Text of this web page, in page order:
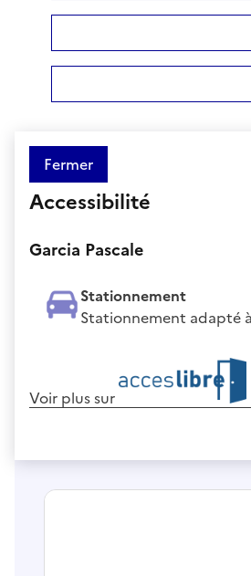
Fermer
Accessibilité
Garcia Pascale
Stationnement
Stationnement adapté
Voir plus sur